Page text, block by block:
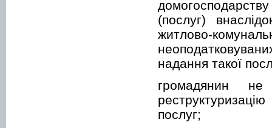
(послуг)
житлово-
надання такої
громадянин
послуг;